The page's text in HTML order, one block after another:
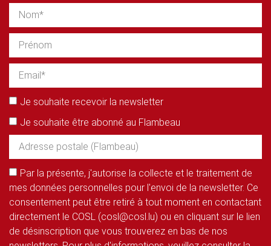
Je souhaite recevoir la newsletter
Je souhaite être abonné au Flambeau
Par la présente, j'autorise la collecte et le traitement de
mes données personnelles pour l'envoi de la newsletter. Ce
consentement peut être retiré à tout moment en contactant
directement le COSL (cosl@cosl.lu) ou en cliquant sur le lien
de désinscription que vous trouverez en bas de nos